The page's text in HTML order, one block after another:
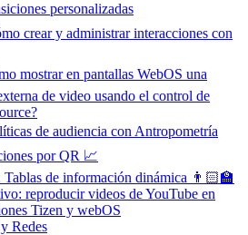
personalizadas
crear y administrar interacciones con
mostrar en pantallas WebOS una
de video usando el control de
de audiencia con Antropometría
por QR 📈
Tablas de información dinámica 👨🏻‍🏫
reproducir videos de YouTube en
Tizen y webOS
Redes